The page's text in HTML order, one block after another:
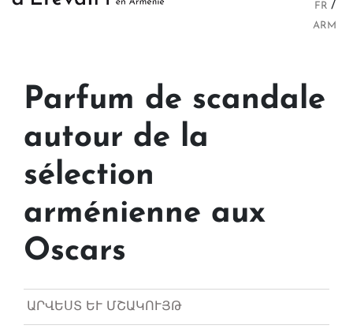
FR
ARM
Parfum de scandale
autour de la
sélection
arménienne aux
Oscars
ԱՐՎԵՍՏ ԵՒ ՄՇԱԿՈՒՅԹ